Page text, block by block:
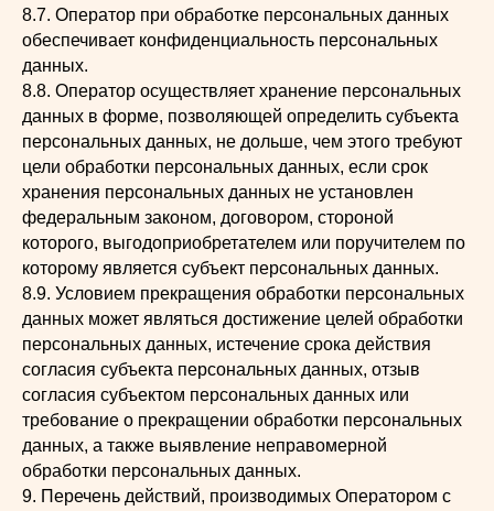
8.7. Оператор при обработке персональных данных
обеспечивает конфиденциальность персональных
данных.
8.8. Оператор осуществляет хранение персональных
данных в форме, позволяющей определить субъекта
персональных данных, не дольше, чем этого требуют
цели обработки персональных данных, если срок
хранения персональных данных не установлен
федеральным законом, договором, стороной
которого, выгодоприобретателем или поручителем по
которому является субъект персональных данных.
8.9. Условием прекращения обработки персональных
данных может являться достижение целей обработки
персональных данных, истечение срока действия
согласия субъекта персональных данных, отзыв
согласия субъектом персональных данных или
требование о прекращении обработки персональных
данных, а также выявление неправомерной
обработки персональных данных.
9. Перечень действий, производимых Оператором с